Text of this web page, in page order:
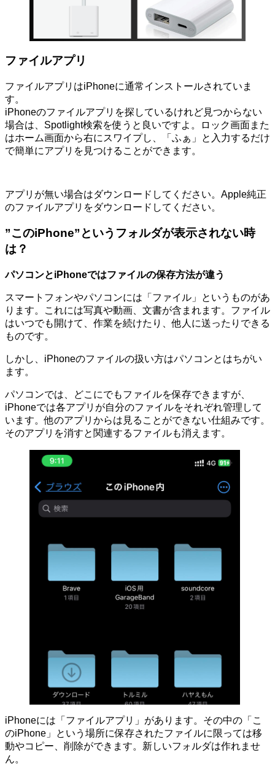
ファイルアプリ
ファイルアプリはiPhoneに通常インストールされていま
す。
iPhoneのファイルアプリを探しているけれど見つからない
場合は、Spotlight検索を使うと良いですよ。ロック画面また
はホーム画面から右にスワイプし、「ふぁ」と入力するだけ
で簡単にアプリを見つけることができます。
アプリが無い場合はダウンロードしてください。Apple純正
のファイルアプリをダウンロードしてください。
”このiPhone”というフォルダが表示されない時
は？
パソコンとiPhoneではファイルの保存方法が違う
スマートフォンやパソコンには「ファイル」というものがあ
ります。これには写真や動画、文書が含まれます。ファイル
はいつでも開けて、作業を続けたり、他人に送ったりできる
ものです。
しかし、iPhoneのファイルの扱い方はパソコンとはちがい
ます。
パソコンでは、どこにでもファイルを保存できますが、
iPhoneでは各アプリが自分のファイルをそれぞれ管理して
います。他のアプリからは見ることができない仕組みです。
そのアプリを消すと関連するファイルも消えます。
iPhoneには「ファイルアプリ」があります。その中の「こ
のiPhone」という場所に保存されたファイルに限っては移
動やコピー、削除ができます。新しいフォルダは作れませ
ん。